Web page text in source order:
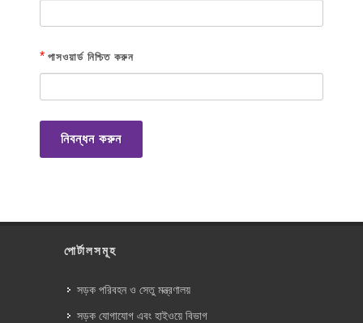
* পাসওয়ার্ড নিশ্চিত করুন
নিবন্ধন করুন
পোর্টালসমূহ
সড়ক পরিবহন ও সেতু মন্ত্রণালয়
সড়ক যোগাযোগ এবং হাইওয়ে বিভাগ